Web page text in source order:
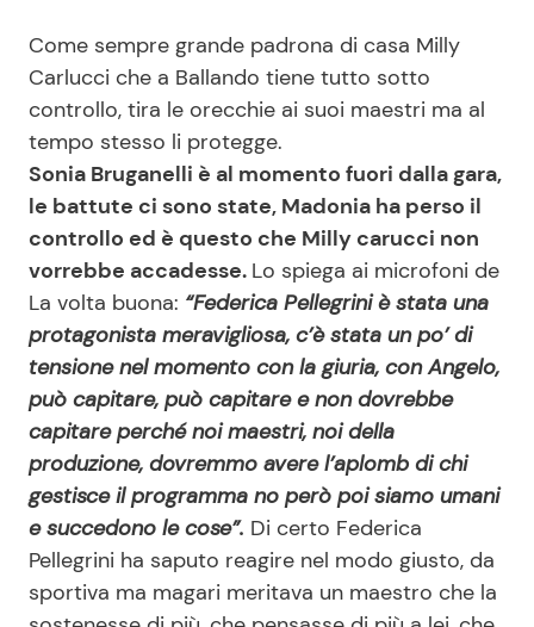
Come sempre grande padrona di casa Milly
Carlucci che a Ballando tiene tutto sotto
controllo, tira le orecchie ai suoi maestri ma al
tempo stesso li protegge.
Sonia Bruganelli è al momento fuori dalla gara,
le battute ci sono state, Madonia ha perso il
controllo ed è questo che Milly carucci non
vorrebbe accadesse. Lo spiega ai microfoni de
La volta buona: “Federica Pellegrini è stata una
protagonista meravigliosa, c’è stata un po’ di
tensione nel momento con la giuria, con Angelo,
può capitare, può capitare e non dovrebbe
capitare perché noi maestri, noi della
produzione, dovremmo avere l’aplomb di chi
gestisce il programma no però poi siamo umani
e succedono le cose”. Di certo Federica
Pellegrini ha saputo reagire nel modo giusto, da
sportiva ma magari meritava un maestro che la